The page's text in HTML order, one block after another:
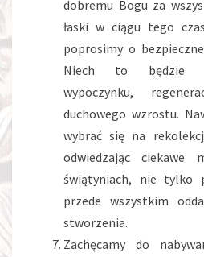
dobremu Bogu za
łaski w ciągu tego
poprosimy o
Niech to będzie
wypoczynku,
duchowego wzrostu.
wybrać się na
odwiedzając ciekawe
świątyniach, nie tylko
przede wszystkim
stworzenia.
Zachęcamy do